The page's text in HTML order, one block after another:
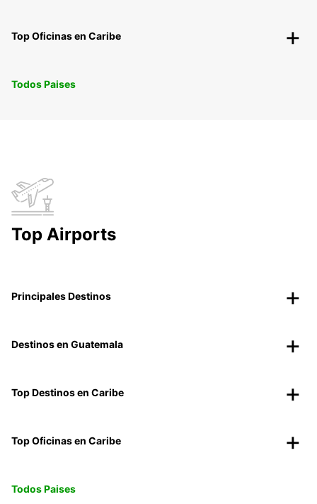
Top Oficinas en Caribe
Todos Paises
Top Airports
Principales Destinos
Destinos en Guatemala
Top Destinos en Caribe
Top Oficinas en Caribe
Todos Paises